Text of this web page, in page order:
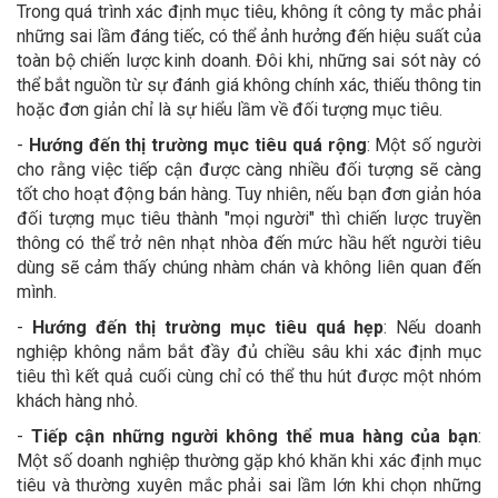
Trong quá trình xác định mục tiêu, không ít công ty mắc phải
những sai lầm đáng tiếc, có thể ảnh hưởng đến hiệu suất của
toàn bộ chiến lược kinh doanh. Đôi khi, những sai sót này có
thể bắt nguồn từ sự đánh giá không chính xác, thiếu thông tin
hoặc đơn giản chỉ là sự hiểu lầm về đối tượng mục tiêu.
- Hướng đến thị trường mục tiêu quá rộng: Một số người
cho rằng việc tiếp cận được càng nhiều đối tượng sẽ càng
tốt cho hoạt động bán hàng. Tuy nhiên, nếu bạn đơn giản hóa
đối tượng mục tiêu thành "mọi người" thì chiến lược truyền
thông có thể trở nên nhạt nhòa đến mức hầu hết người tiêu
dùng sẽ cảm thấy chúng nhàm chán và không liên quan đến
mình.
-
Hướng đến thị trường mục tiêu quá hẹp: Nếu doanh
nghiệp không nắm bắt đầy đủ chiều sâu khi xác định mục
tiêu thì kết quả cuối cùng chỉ có thể thu hút được một nhóm
khách hàng nhỏ.
- Tiếp cận những người không thể mua hàng của bạn:
Một số doanh nghiệp thường gặp khó khăn khi xác định mục
tiêu và thường xuyên mắc phải sai lầm lớn khi chọn những